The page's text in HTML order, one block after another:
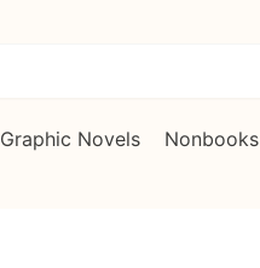
Graphic Novels Nonbooks